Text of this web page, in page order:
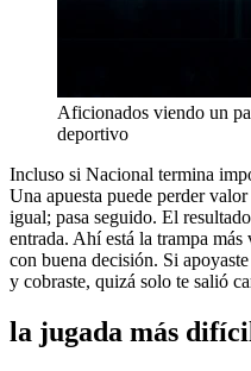
Aficionados viendo un
deportivo
Incluso si Nacional termina
Una apuesta puede perder
igual; pasa seguido. El
entrada. Ahí está la trampa
con buena decisión. Si
y cobraste, quizá solo te salió
la jugada más difícil